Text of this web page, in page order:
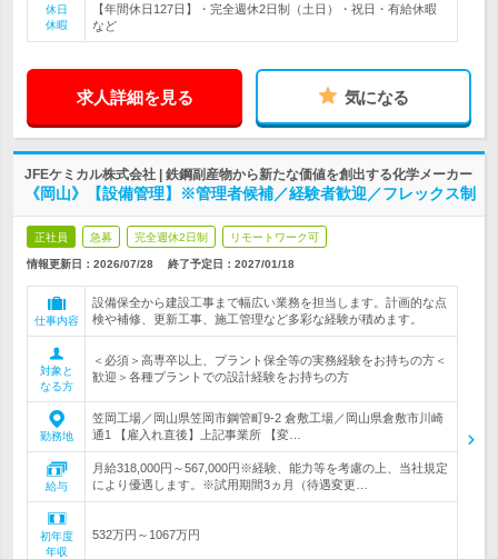
休日
休暇
【年間休日127日】・完全週休2日制（土日）・祝日・有給休暇
など
求人詳細を見る 気になる
JFEケミカル株式会社 | 鉄鋼副産物から新たな価値を創出する化学メーカー
《岡山》【設備管理】※管理者候補／経験者歓迎／フレックス制
正社員 急募 完全週休2日制 リモートワーク可
情報更新日：2026/07/28 終了予定日： 2027/01/18
仕事内容
設備保全から建設工事まで幅広い業務を担当します。計画的な点
検や補修、更新工事、施工管理など多彩な経験が積めます。
対象と
なる方
＜必須＞高専卒以上、プラント保全等の実務経験をお持ちの方＜
歓迎＞各種プラントでの設計経験をお持ちの方
勤務地
笠岡工場／岡山県笠岡市鋼管町9-2 倉敷工場／岡山県倉敷市川崎
通1 【雇入れ直後】上記事業所 【変…
給与
月給318,000円～567,000円※経験、能力等を考慮の上、当社規定
により優遇します。※試用期間3ヵ月（待遇変更…
初年度
年収
532万円～1067万円